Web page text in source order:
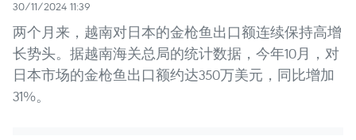
30/11/2024 11:39
两个月来，越南对日本的金枪鱼出口额连续保持高增
长势头。据越南海关总局的统计数据，今年10月，对
日本市场的金枪鱼出口额约达350万美元，同比增加
31%。